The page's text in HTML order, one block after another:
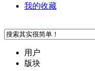
我的收藏
用户
版块